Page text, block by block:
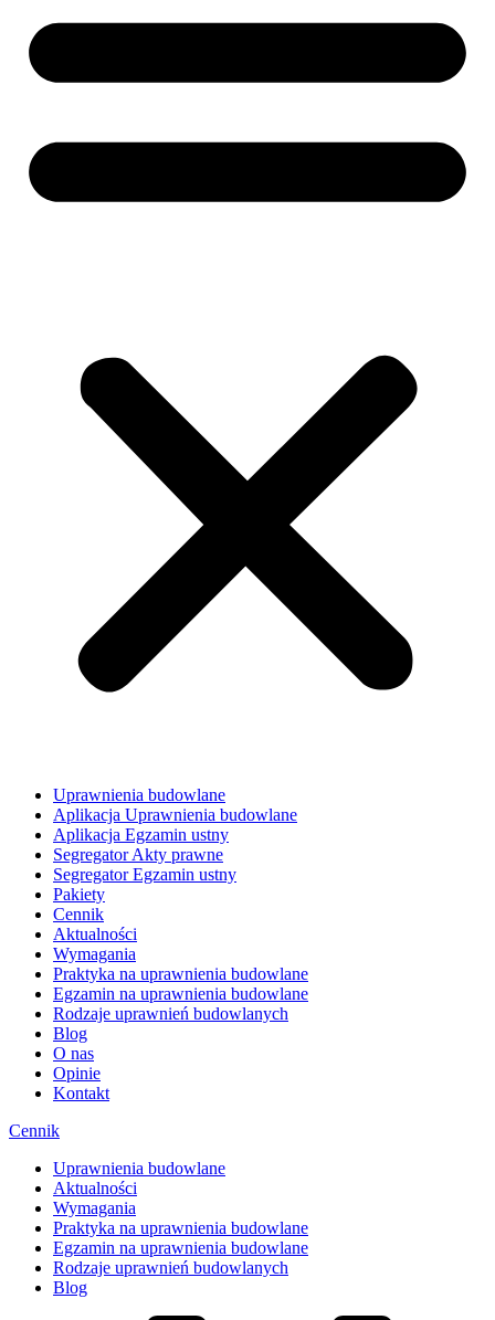
Uprawnienia budowlane
Aplikacja Uprawnienia budowlane
Aplikacja Egzamin ustny
Segregator Akty prawne
Segregator Egzamin ustny
Pakiety
Cennik
Aktualności
Wymagania
Praktyka na uprawnienia budowlane
Egzamin na uprawnienia budowlane
Rodzaje uprawnień budowlanych
Blog
O nas
Opinie
Kontakt
Cennik
Uprawnienia budowlane
Aktualności
Wymagania
Praktyka na uprawnienia budowlane
Egzamin na uprawnienia budowlane
Rodzaje uprawnień budowlanych
Blog